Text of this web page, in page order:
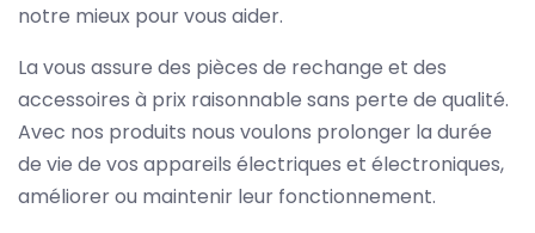
notre mieux pour vous aider.
La vous assure des pièces de rechange et des
accessoires à prix raisonnable sans perte de qualité.
Avec nos produits nous voulons prolonger la durée
de vie de vos appareils électriques et électroniques,
améliorer ou maintenir leur fonctionnement.